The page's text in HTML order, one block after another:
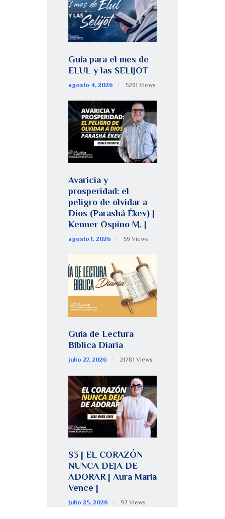
Guía para el mes de
ELUL y las SELIJOT
agosto 4, 2026 5291 Views
Avaricia y
prosperidad: el
peligro de olvidar a
Dios (Parashá Ékev) |
Kenner Ospino M. |
agosto 1, 2026 59 Views
Guía de Lectura
Bíblica Diaria
julio 27, 2026 21781 Views
S3 | EL CORAZÓN
NUNCA DEJA DE
ADORAR | Aura María
Vence |
julio 25, 2026 97 Views